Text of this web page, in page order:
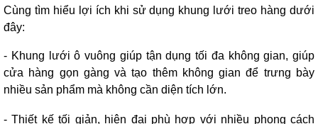
Cùng tìm hiểu lợi ích khi sử dụng khung lưới treo hàng dưới
đây:
- Khung lưới ô vuông giúp tận dụng tối đa không gian, giúp
cửa hàng gọn gàng và tạo thêm không gian để trưng bày
nhiều sản phẩm mà không cần diện tích lớn.
- Thiết kế tối giản, hiện đại phù hợp với nhiều phong cách